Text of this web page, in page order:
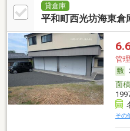
貸倉庫
平和町西光坊海東倉
管
面積
その